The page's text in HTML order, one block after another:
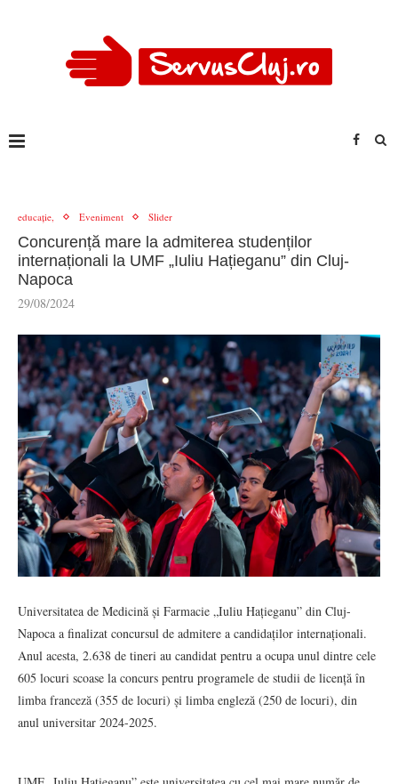
educație, Eveniment Slider
Concurență mare la admiterea studenților
internaționali la UMF „Iuliu Hațieganu” din Cluj-
Napoca
29/08/2024
Universitatea de Medicină și Farmacie „Iuliu Hațieganu” din Cluj-
Napoca a finalizat concursul de admitere a candidaților internaționali.
Anul acesta, 2.638 de tineri au candidat pentru a ocupa unul dintre cele
605 locuri scoase la concurs pentru programele de studii de licență în
limba franceză (355 de locuri) și limba engleză (250 de locuri), din
anul universitar 2024-2025.